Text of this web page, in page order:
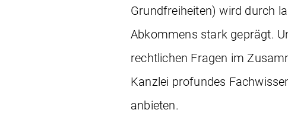
Grundfreiheiten) wird durch
Abkommens stark geprägt.
rechtlichen Fragen im
Kanzlei profundes
anbieten.